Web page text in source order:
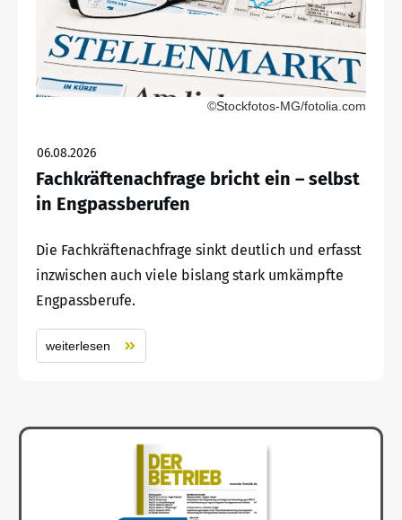
©Stockfotos-MG/fotolia.com
06.08.2026
Fachkräftenachfrage bricht ein – selbst
in Engpassberufen
Die Fachkräftenachfrage sinkt deutlich und erfasst
inzwischen auch viele bislang stark umkämpfte
Engpassberufe.
weiterlesen